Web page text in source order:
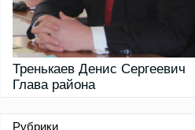
Тренькаев Денис Сергеевич
Глава района
Рубрики